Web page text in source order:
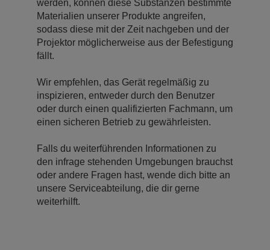
werden, können diese Substanzen bestimmte
Materialien unserer Produkte angreifen,
sodass diese mit der Zeit nachgeben und der
Projektor möglicherweise aus der Befestigung
fällt.
Wir empfehlen, das Gerät regelmäßig zu
inspizieren, entweder durch den Benutzer
oder durch einen qualifizierten Fachmann, um
einen sicheren Betrieb zu gewährleisten.
Falls du weiterführenden Informationen zu
den infrage stehenden Umgebungen brauchst
oder andere Fragen hast, wende dich bitte an
unsere Serviceabteilung, die dir gerne
weiterhilft.